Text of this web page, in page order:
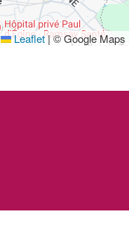
Leaflet|© Google Maps